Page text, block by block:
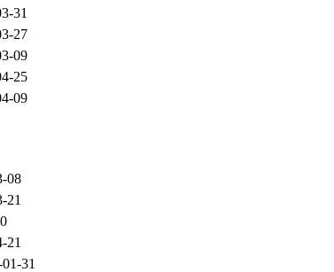
31
27
09
25
09
08
21
21
31